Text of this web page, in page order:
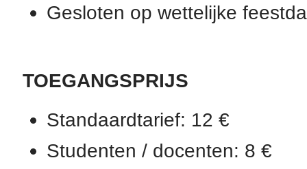
Gesloten op wettelijke
TOEGANGSPRIJS
Standaardtarief: 12 €
Studenten / docenten: 8 €